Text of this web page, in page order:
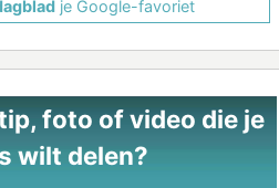
je Google-favoriet
foto of video die je
wilt delen?